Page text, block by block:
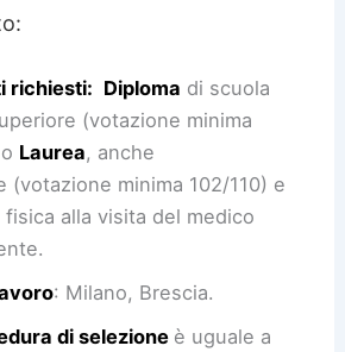
richiesti: Diploma di scuola
(votazione minima
Laurea, anche
(votazione minima 102/110) e
fisica alla visita del medico
: Milano, Brescia.
di selezione è uguale a